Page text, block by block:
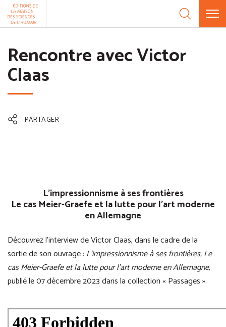
Aller au contenu
Rencontre avec Victor
Claas
PARTAGER
L’impressionnisme à ses frontières
Le cas Meier-Graefe et la lutte pour l’art moderne
en Allemagne
Découvrez l’interview de Victor Claas, dans le cadre de la
sortie de son ouvrage : L’impressionnisme à ses frontières, Le
cas Meier-Graefe et la lutte pour l’art moderne en Allemagne,
publié le 07 décembre 2023 dans la collection « Passages ».
Panneau de gestion des cookies